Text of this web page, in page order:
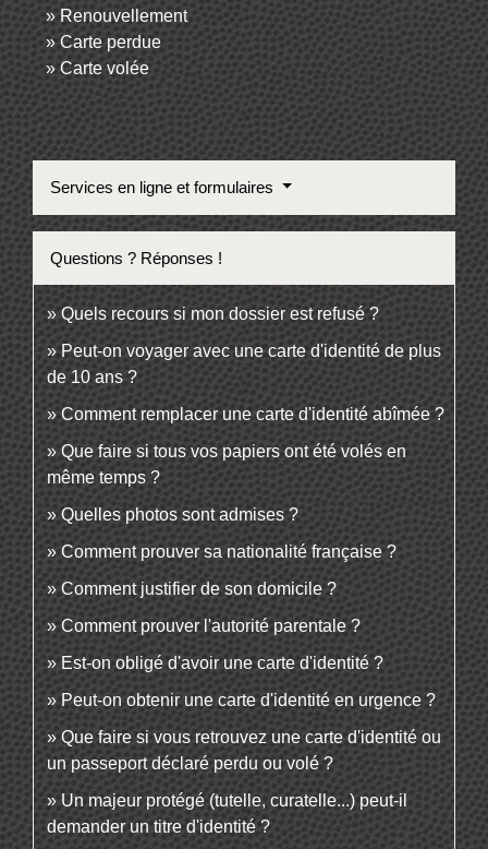
Renouvellement
Carte perdue
Carte volée
Services en ligne et formulaires
Questions ? Réponses !
Quels recours si mon dossier est refusé ?
Peut-on voyager avec une carte d'identité de plus
de 10 ans ?
Comment remplacer une carte d'identité abîmée ?
Que faire si tous vos papiers ont été volés en
même temps ?
Quelles photos sont admises ?
Comment prouver sa nationalité française ?
Comment justifier de son domicile ?
Comment prouver l'autorité parentale ?
Est-on obligé d'avoir une carte d'identité ?
Peut-on obtenir une carte d'identité en urgence ?
Que faire si vous retrouvez une carte d'identité ou
un passeport déclaré perdu ou volé ?
Un majeur protégé (tutelle, curatelle...) peut-il
demander un titre d'identité ?